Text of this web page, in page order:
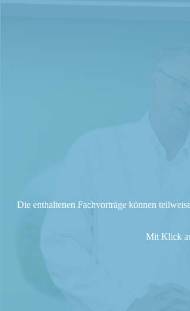
Die enthaltenen Fachvorträge können
Mit Klick